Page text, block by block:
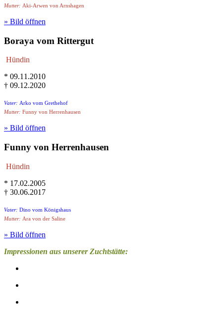
Mutter: Aki-Arwen von Arnshagen
» Bild öffnen
Boraya vom Rittergut
Hündin
* 09.11.2010
† 09.12.2020
Vater: Arko vom Grethehof
Mutter: Funny von Herrenhausen
» Bild öffnen
Funny von Herrenhausen
Hündin
* 17.02.2005
† 30.06.2017
Vater: Dino vom Königshaus
Mutter: Ara von der Saline
» Bild öffnen
Impressionen aus unserer Zuchtstätte: